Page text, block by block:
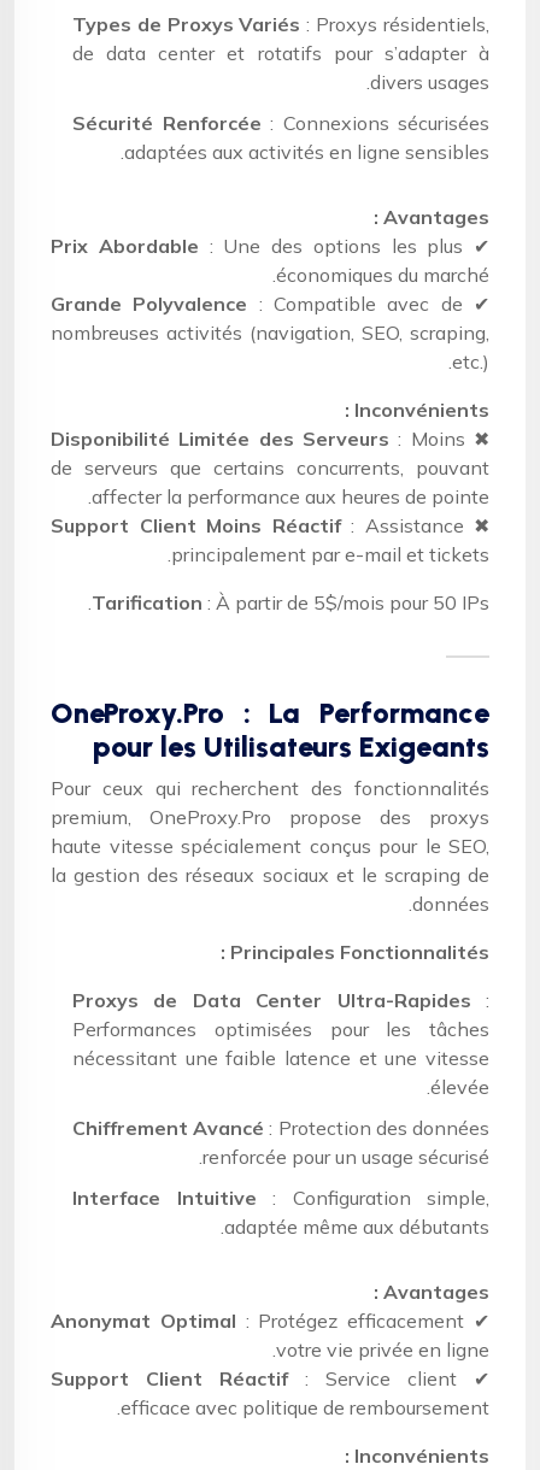
Types de Proxys Variés : Proxys résidentiels,
de data center et rotatifs pour s’adapter à
divers usages.
Sécurité Renforcée : Connexions sécurisées
adaptées aux activités en ligne sensibles.
Avantages :
✔
Prix Abordable : Une des options les plus
économiques du marché.
✔
Grande Polyvalence : Compatible avec de
nombreuses activités (navigation, SEO, scraping,
etc.).
Inconvénients :
✖
Disponibilité Limitée des Serveurs : Moins
de serveurs que certains concurrents, pouvant
affecter la performance aux heures de pointe.
✖
Support Client Moins Réactif: Assistance
principalement par e-mail et tickets.
Tarification : À partir de 5$/mois pour 50 IPs.
OneProxy.Pro : La Performance
pour les Utilisateurs Exigeants
Pour ceux qui recherchent des fonctionnalités
premium, OneProxy.Pro propose des proxys
haute vitesse spécialement conçus pour le SEO,
la gestion des réseaux sociaux et le scraping de
données.
Principales Fonctionnalités :
Proxys de Data Center Ultra-Rapides :
Performances optimisées pour les tâches
nécessitant une faible latence et une vitesse
élevée.
Chiffrement Avancé : Protection des données
renforcée pour un usage sécurisé.
Interface Intuitive : Configuration simple,
adaptée même aux débutants.
Avantages :
✔
Anonymat Optimal : Protégez efficacement
votre vie privée en ligne.
✔
Support Client Réactif: Service client
efficace avec politique de remboursement.
Inconvénients :